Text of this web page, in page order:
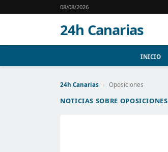
08/08/2026
24h Canarias
INICIO
24h Canarias › Oposiciones
NOTICIAS SOBRE OPOSICIONES